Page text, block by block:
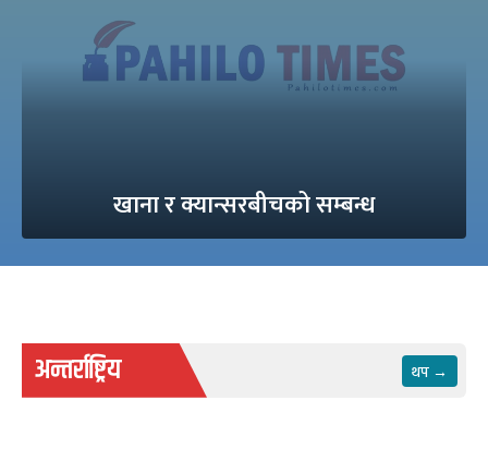
खाना र क्यान्सरबीचको सम्बन्ध
अन्तर्राष्ट्रिय थप →